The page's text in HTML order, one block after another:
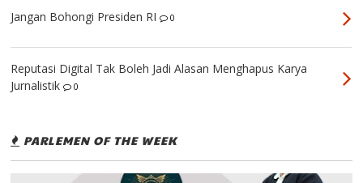
Jangan Bohongi Presiden RI 0
Reputasi Digital Tak Boleh Jadi Alasan Menghapus Karya
Jurnalistik
0
PARLEMEN OF THE WEEK